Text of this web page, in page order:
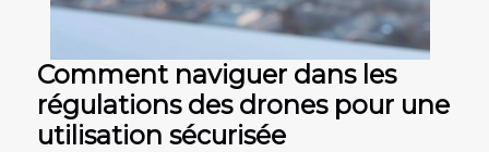
Comment naviguer dans les
régulations des drones pour une
utilisation sécurisée